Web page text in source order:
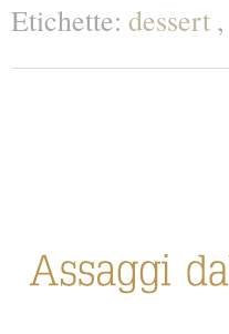
Etichette: dessert ,